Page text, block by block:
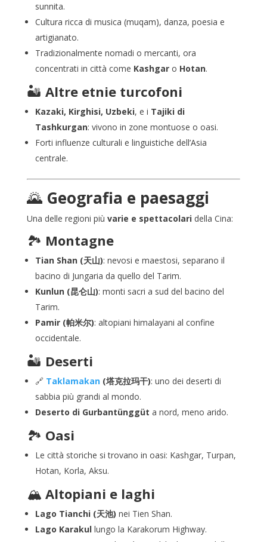
sunnita.
Cultura ricca di musica (muqam), danza, poesia e
artigianato.
Tradizionalmente nomadi o mercanti, ora
concentrati in città come Kashgar o Hotan.
🏜️ Altre etnie turcofoni
Kazaki, Kirghisi, Uzbeki, e i Tajiki di
Tashkurgan: vivono in zone montuose o oasi.
Forti influenze culturali e linguistiche dell’Asia
centrale.
🌄 Geografia e paesaggi
Una delle regioni più varie e spettacolari della Cina:
🏞️ Montagne
Tian Shan (天山): nevosi e maestosi, separano il
bacino di Jungaria da quello del Tarim.
Kunlun (昆仑山): monti sacri a sud del bacino del
Tarim.
Pamir (帕米尔): altopiani himalayani al confine
occidentale.
🏜️ Deserti
🔗 Taklamakan(塔克拉玛干): uno dei deserti di
sabbia più grandi al mondo.
Deserto di Gurbantünggüt a nord, meno arido.
🏞️ Oasi
Le città storiche si trovano in oasi: Kashgar, Turpan,
Hotan, Korla, Aksu.
🏔️ Altopiani e laghi
Lago Tianchi (天池) nei Tien Shan.
Lago Karakul lungo la Karakorum Highway.